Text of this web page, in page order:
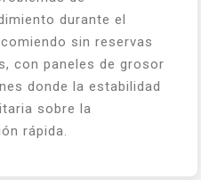
durante el
sin reservas
con paneles de grosor
donde la estabilidad
sobre la
rápida.